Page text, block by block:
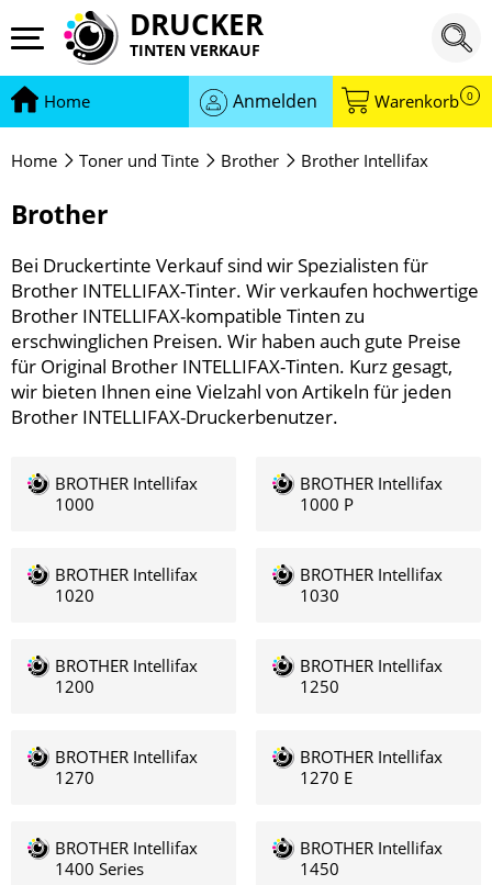
DRUCKER
TINTEN VERKAUF
Home Anmelden Warenkorb 0
Home Toner und Tinte Brother Brother Intellifax
Brother
Bei Druckertinte Verkauf sind wir Spezialisten für
Brother INTELLIFAX-Tinter. Wir verkaufen hochwertige
Brother INTELLIFAX-kompatible Tinten zu
erschwinglichen Preisen. Wir haben auch gute Preise
für Original Brother INTELLIFAX-Tinten. Kurz gesagt,
wir bieten Ihnen eine Vielzahl von Artikeln für jeden
Brother INTELLIFAX-Druckerbenutzer.
BROTHER Intellifax
1000
BROTHER Intellifax
1000 P
BROTHER Intellifax
1020
BROTHER Intellifax
1030
BROTHER Intellifax
1200
BROTHER Intellifax
1250
BROTHER Intellifax
1270
BROTHER Intellifax
1270 E
BROTHER Intellifax
1400 Series
BROTHER Intellifax
1450